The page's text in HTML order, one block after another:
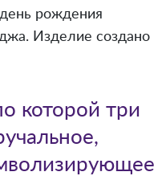
рождения
Изделие создано
которой три